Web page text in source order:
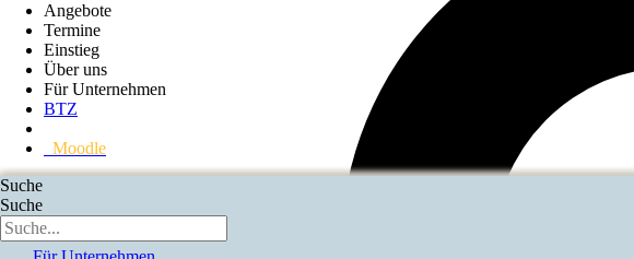
Angebote
Termine
Einstieg
Über uns
Für Unternehmen
BTZ
Moodle
Suche
Suche